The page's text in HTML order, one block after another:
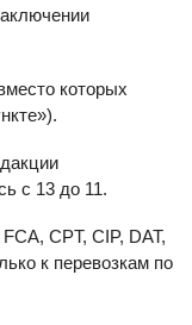
которых
с 13 до 11.
FCA, CPT, CIP, DAT,
к перевозкам по